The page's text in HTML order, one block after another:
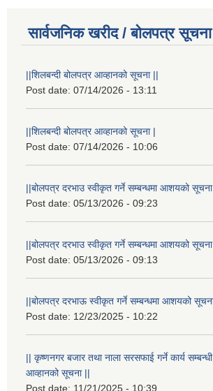
सार्वजनिक खरीद / बोलपत्र सूचना
||शिलबन्दी बोलपत्र आव्हानको सूचना ||
Post date: 07/14/2026 - 13:11
||शिलबन्दी बोलपत्र आव्हानको सूचना |
Post date: 07/14/2026 - 10:06
||बोलपत्र दरभाउ स्वीकृत गर्ने सम्बन्धमा आशयको
Post date: 05/13/2026 - 09:23
||बोलपत्र दरभाउ स्वीकृत गर्ने सम्बन्धमा आशयको
Post date: 05/13/2026 - 09:13
||बोलपत्र दरभाऊ स्वीकृत गर्ने सम्बन्धमा आशयको
Post date: 12/23/2025 - 10:22
|| कृष्णनगर बजार तथा नाला सरसफाई गर्ने कार्य
आव्हानको सूचना ||
Post date: 11/21/2025 - 10:39